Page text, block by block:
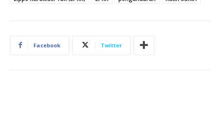
Facebook Twitter